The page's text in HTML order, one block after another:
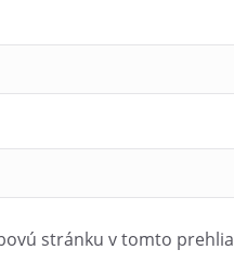
stránku v tomto